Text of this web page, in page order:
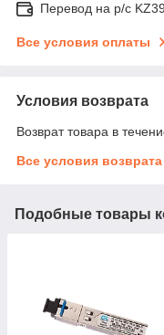
Перевод на р/с
Все условия оплаты
Условия возврата
Возврат товара в
Все условия возврата
Подобные товары